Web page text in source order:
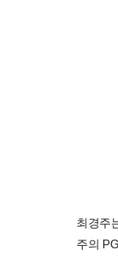
최경주
주의